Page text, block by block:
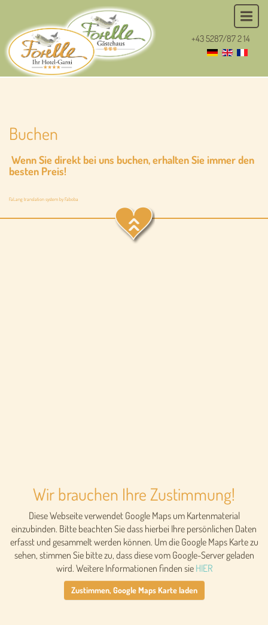
+43 5287/87 2 14
Buchen
Wenn Sie direkt bei uns buchen, erhalten Sie immer den
besten Preis!
FaLang translation system by Faboba
Wir brauchen Ihre Zustimmung!
Diese Webseite verwendet Google Maps um Kartenmaterial
einzubinden. Bitte beachten Sie dass hierbei Ihre persönlichen Daten
erfasst und gesammelt werden können. Um die Google Maps Karte zu
sehen, stimmen Sie bitte zu, dass diese vom Google-Server geladen
wird. Weitere Informationen finden sie HIER